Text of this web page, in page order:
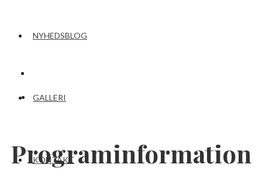
NYHEDSBLOG
GALLERI
KONTAKT
Programinformation